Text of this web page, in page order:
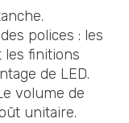
polices : les
les finitions
de LED.
volume de
unitaire.